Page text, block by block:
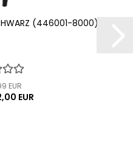
(446001-8000)
EUR
EUR